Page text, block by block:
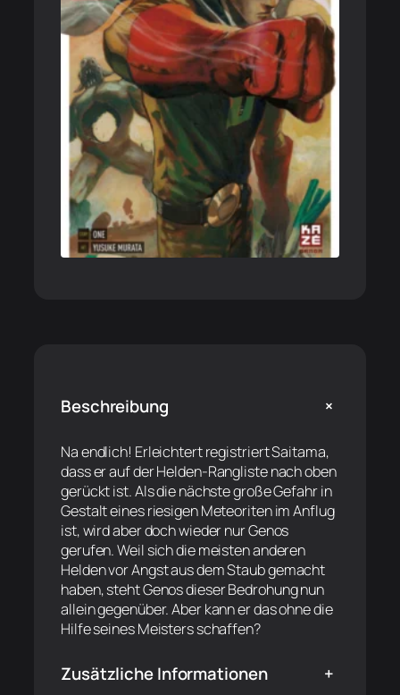
Beschreibung +
Na endlich! Erleichtert registriert Saitama,
dass er auf der Helden-Rangliste nach oben
gerückt ist. Als die nächste große Gefahr in
Gestalt eines riesigen Meteoriten im Anflug
ist, wird aber doch wieder nur Genos
gerufen. Weil sich die meisten anderen
Helden vor Angst aus dem Staub gemacht
haben, steht Genos dieser Bedrohung nun
allein gegenüber. Aber kann er das ohne die
Hilfe seines Meisters schaffen?
Zusätzliche Informationen +